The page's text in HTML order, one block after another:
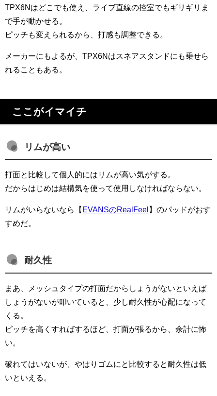
TPX6Nはどこでも使え、ライブ直線の控室でもギリギリま
で手が動かせる。
ピッチも変えられるから、打感も調整できる。
メーカーにもよるが、TPX6Nはスネアスタンドにも乗せら
れることもある。
ここがイマイチ
リムが高い
打面と比較して個人的にはリムが高い気がする。
だからはじめは結構気を使って使用しなければならない。
リムがいらないなら【 EVANSのRealFeel 】のパッドがおす
すめだ。
耐久性
まあ、メッシュタイプの打面だからしょうがないといえば
しょうがないが叩いていると、少し耐久性が心配になって
くる。
ピッチを高くすればするほど、打面が張るから、余計に怖
い。
破れてはいないが、やはりゴムにと比較すると耐久性は低
いといえる。